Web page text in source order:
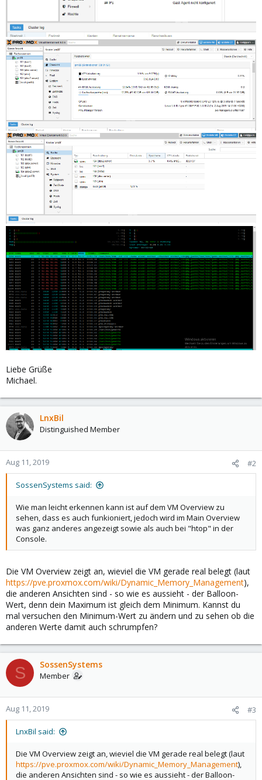
Liebe Grüße
Michael.
LnxBil
Distinguished Member
Aug 11, 2019 #2
SossenSystems said:
Wie man leicht erkennen kann ist auf dem VM Overview zu
sehen, dass es auch funkioniert, jedoch wird im Main Overview
was ganz anderes angezeigt sowie als auch bei "htop" in der
Console.
Die VM Overview zeigt an, wieviel die VM gerade real belegt (laut
https://pve.proxmox.com/wiki/Dynamic_Memory_Management),
die anderen Ansichten sind - so wie es aussieht - der Balloon-
Wert, denn dein Maximum ist gleich dem Minimum. Kannst du
mal versuchen den Minimum-Wert zu ändern und zu sehen ob die
anderen Werte damit auch schrumpfen?
S SossenSystems
Member
Aug 11, 2019 #3
LnxBil said:
Die VM Overview zeigt an, wieviel die VM gerade real belegt (laut
https://pve.proxmox.com/wiki/Dynamic_Memory_Management),
die anderen Ansichten sind - so wie es aussieht - der Balloon-